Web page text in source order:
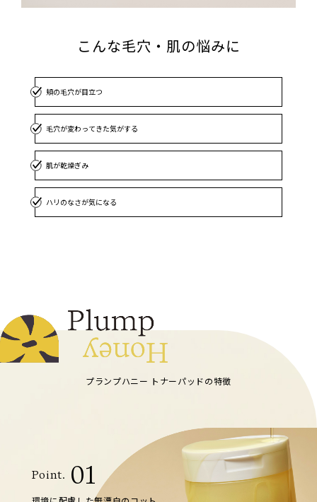
こんな毛穴・肌の悩みに
頬の毛穴が目立つ
毛穴が変わってきた気がする
肌が乾燥ぎみ
ハリのなさが気になる
プランプハニー トナーパッドの特徴
Point. 01